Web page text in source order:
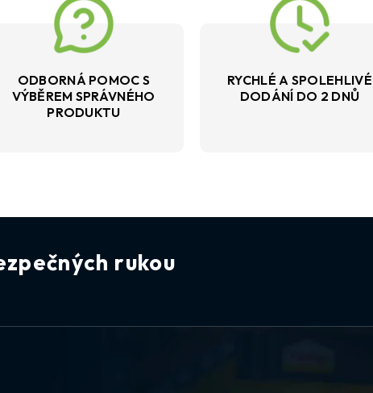
ODBORNÁ POMOC S
VÝBĚREM SPRÁVNÉHO
PRODUKTU
RYCHLÉ A SPOLEHLIVÉ
DODÁNÍ DO 2 DNŮ
rukou